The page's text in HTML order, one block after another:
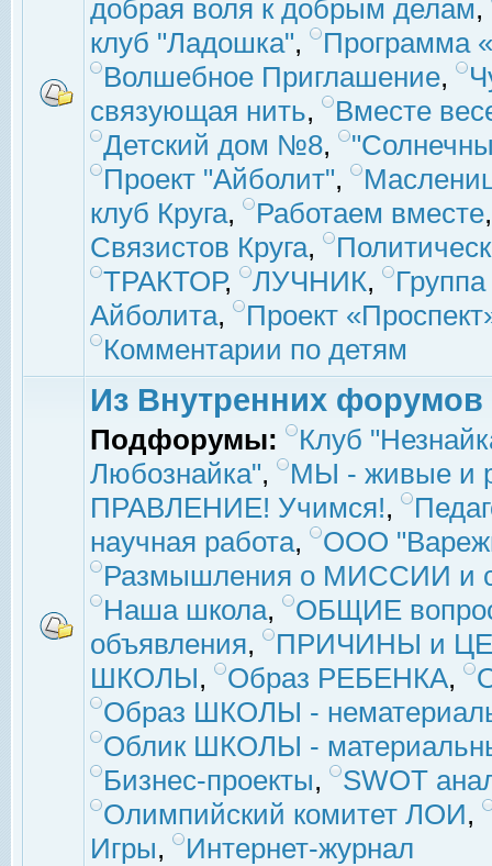
добрая воля к добрым делам,
клуб "Ладошка",
Программа
Волшебное Приглашение,
связующая нить,
Вместе
Детский дом №8,
Проект "Айболит",
клуб Круга, Работаем вместе
Связистов Круга,
ТРАКТОР, ЛУЧНИК,
Айболита,
Проект
Комментарии по детям
Из Внутренних форумов
Подфорумы:
Клуб
Любознайка",
МЫ - живые и
ПРАВЛЕНИЕ! Учимся!,
научная работа,
ООО
Размышления о МИССИИ и
Наша школа,
ОБЩИЕ
объявления,
ПРИЧИНЫ и
ШКОЛЫ, Образ РЕБЕНКА,
Образ ШКОЛЫ -
Облик ШКОЛЫ -
Бизнес-проекты,
SWOT
Олимпийский комитет ЛОИ,
Игры, Интернет-журнал